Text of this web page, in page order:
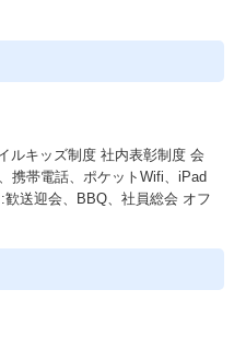
ルキッズ制度 社内表彰制度 会
携帯電話、ポケットWifi、iPad
送迎会、BBQ、社員総会 オフ